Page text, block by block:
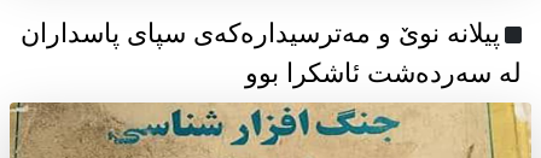
پیلانە نوێ و مەترسیدارەکەی سپای پاسداران
لە سەردەشت ئاشکرا بوو